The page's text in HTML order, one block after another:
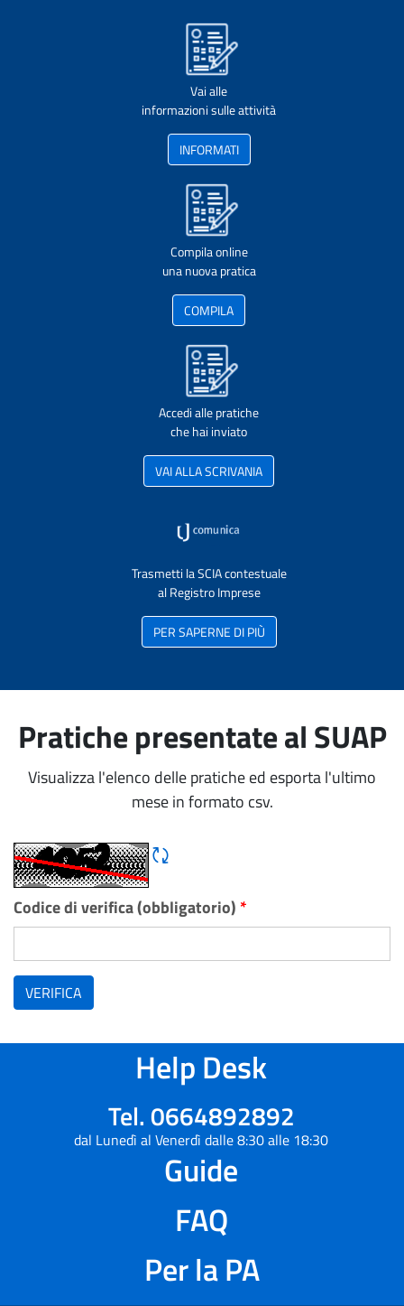
Vai alle
informazioni sulle attività
INFORMATI
Compila online
una nuova pratica
COMPILA
Accedi alle pratiche
che hai inviato
VAI ALLA SCRIVANIA
Trasmetti la SCIA contestuale
al Registro Imprese
PER SAPERNE DI PIÙ
Pratiche presentate al SUAP
Visualizza l'elenco delle pratiche ed esporta l'ultimo
mese in formato csv.
Rigene CAPTCHA
Codice di verifica (obbligatorio) *
VERIFICA
Help Desk
Tel. 0664892892
dal Lunedì al Venerdì dalle 8:30 alle 18:30
Guide
FAQ
Per la PA